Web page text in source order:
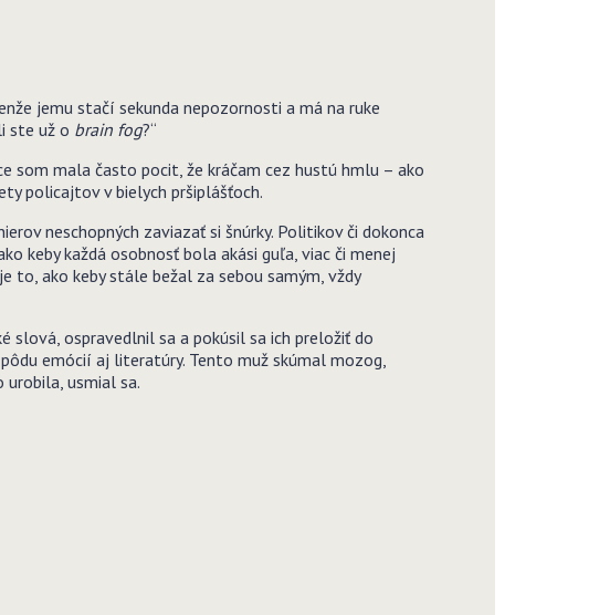
jemu stačí sekunda nepozornosti a má na ruke
ste už o brain fog?“
som mala často pocit, že kráčam cez hustú hmlu – ako
policajtov v bielych pršiplášťoch.
neschopných zaviazať si šnúrky. Politikov či dokonca
keby každá osobnosť bola akási guľa, viac či menej
to, ako keby stále bežal za sebou samým, vždy
ospravedlnil sa a pokúsil sa ich preložiť do
emócií aj literatúry. Tento muž skúmal mozog,
usmial sa.